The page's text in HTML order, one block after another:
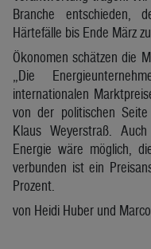
Branche entschieden,
Härtefälle bis Ende März
Ökonomen schätzen die
„Die
internationalen
von der politischen
Klaus Weyerstraß.
Energie wäre möglich,
verbunden ist ein
Prozent.
von Heidi Huber und